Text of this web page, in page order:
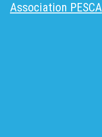
Association PESCA